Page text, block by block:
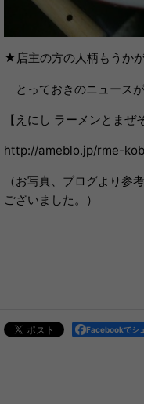
★店主の方の人柄もうか
とっておきのニュース
【えにし ラーメンとまぜ
http://ameblo.jp/rme-
（お写真、ブログより参
ございました。）
Facebookでシ